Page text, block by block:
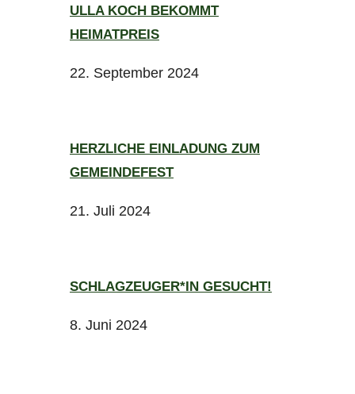
ULLA KOCH BEKOMMT
HEIMATPREIS
22. September 2024
HERZLICHE EINLADUNG ZUM
GEMEINDEFEST
21. Juli 2024
SCHLAGZEUGER*IN GESUCHT!
8. Juni 2024